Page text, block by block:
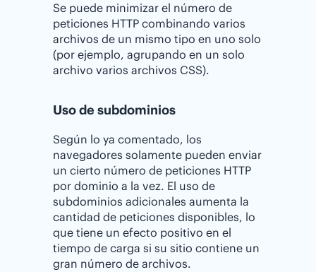
Se puede minimizar el número de
peticiones HTTP combinando varios
archivos de un mismo tipo en uno solo
(por ejemplo, agrupando en un solo
archivo varios archivos CSS).
Uso de subdominios
Según lo ya comentado, los
navegadores solamente pueden enviar
un cierto número de peticiones HTTP
por dominio a la vez. El uso de
subdominios adicionales aumenta la
cantidad de peticiones disponibles, lo
que tiene un efecto positivo en el
tiempo de carga si su sitio contiene un
gran número de archivos.